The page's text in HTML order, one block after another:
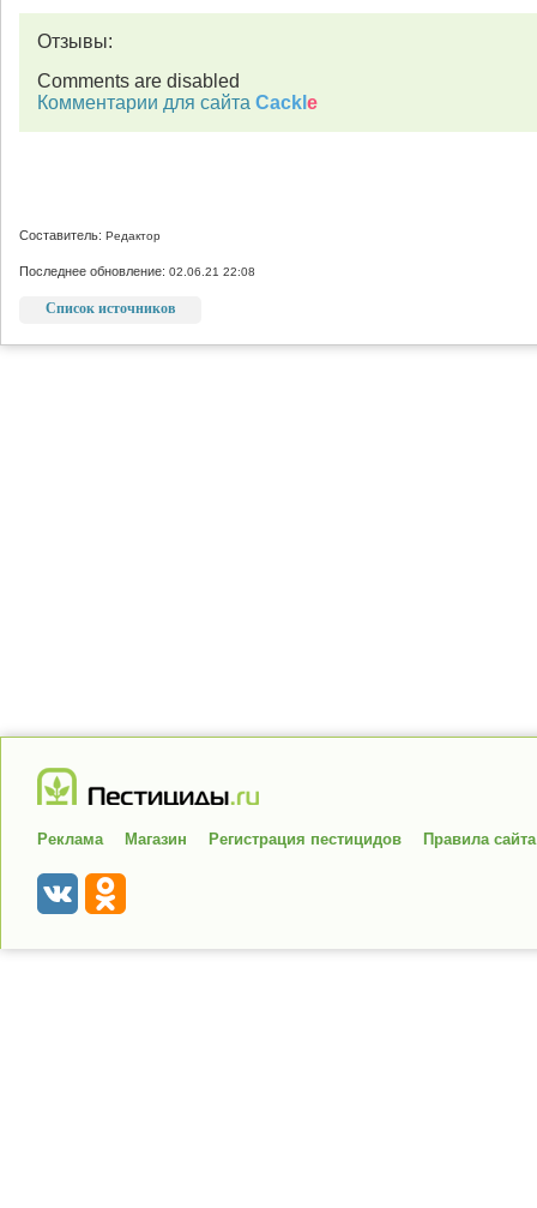
Отзывы:
Comments are disabled
Комментарии для сайта Cackl e
Составитель: Редактор
Последнее обновление: 02.06.21 22:08
Список источников
Реклама Магазин Регистрация пестицидов Правила сайта